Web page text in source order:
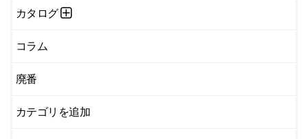
カタログ
コラム
廃番
カテゴリを追加